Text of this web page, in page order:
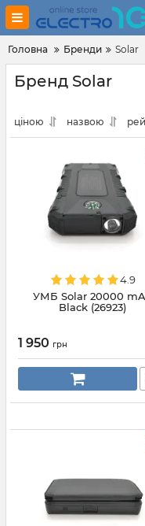
Головна Бренди Solar
Бренд Solar
ціною назвою
4.9
УМБ Solar 20000
Black (26923)
1 950 грн